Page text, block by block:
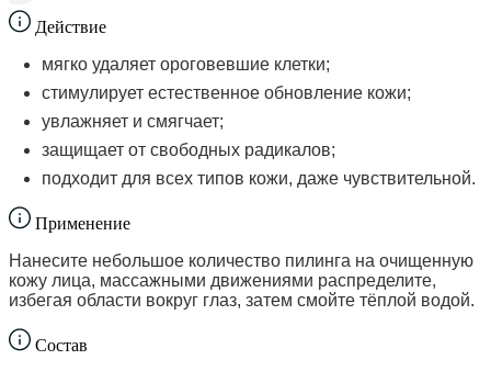
Действие
мягко удаляет ороговевшие клетки;
стимулирует естественное обновление кожи;
увлажняет и смягчает;
защищает от свободных радикалов;
подходит для всех типов кожи, даже чувствительной.
Применение
Нанесите небольшое количество пилинга на очищенную
кожу лица, массажными движениями распределите,
избегая области вокруг глаз, затем смойте тёплой водой.
Состав